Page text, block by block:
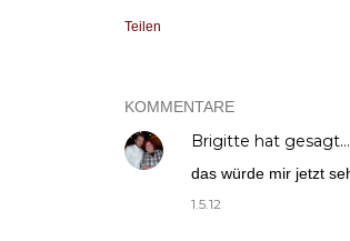
Teilen
KOMMENTARE
Brigitte hat gesagt…
das würde mir jetzt
1.5.12